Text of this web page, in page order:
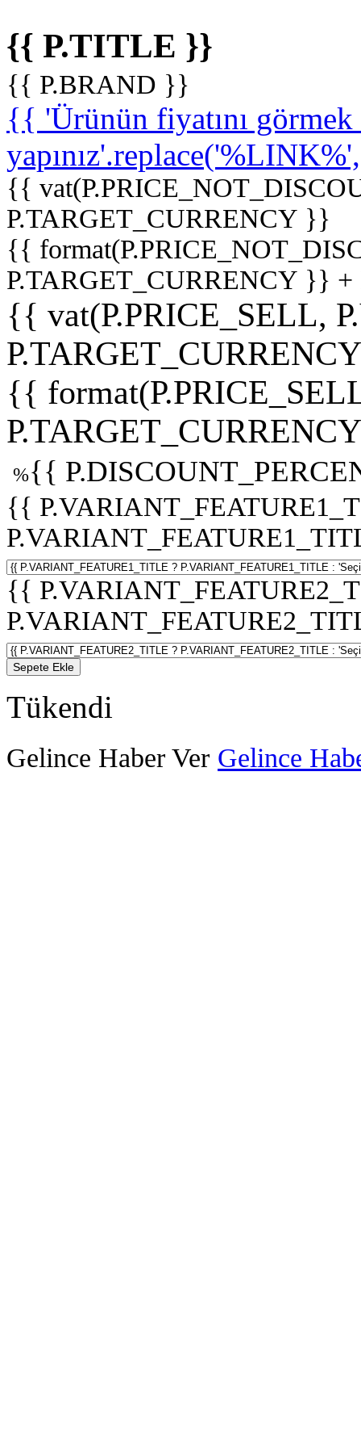
{{ P.TITLE }}
{{ P.BRAND }}
{{ 'Ürünün fiyatını
{{
P.TARGET_CURRENCY }}
{{
P.TARGET_CURRENCY }}
{{ vat(P.PRICE_SELL,
{{
%{{
{{
{{
Sepete Ekle
Tükendi
Gelince Haber Ver Gelince